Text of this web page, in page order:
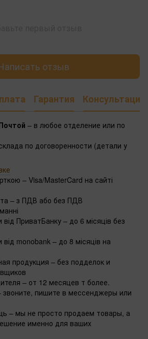
отзыв
Гарантия Консультация
– в любое отделение или по
по договоренности (детали у
– Visa/MasterCard на сайті
– з ПДВ або без ПДВ
ПриватБанку – до 6 місяців без
monobank – до 8 місяців на
продукция – без подделок и
– от 12 месяцев т более.
звоните, пишите в мессенджеры или
– мы не просто продаем товары, а
именно для ваших